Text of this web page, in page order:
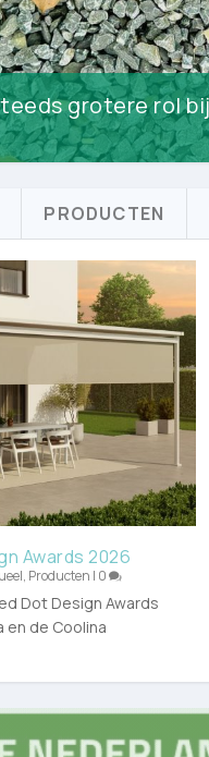
grotere rol
Nationaal
brengt ruim
op 20 juni
PRODUCTEN
Awards 2026
, Producten | 0
Dot Design Awards
en de Coolina